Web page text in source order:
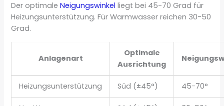
Der optimaleNeigungswinkel liegt bei 45-70 Grad für
Heizungsunterstützung. Für Warmwasser reichen 30-50
Grad.
Anlagenart
Optimale
Ausrichtung
Heizungsunterstützung Süd (±45°) 45-70°